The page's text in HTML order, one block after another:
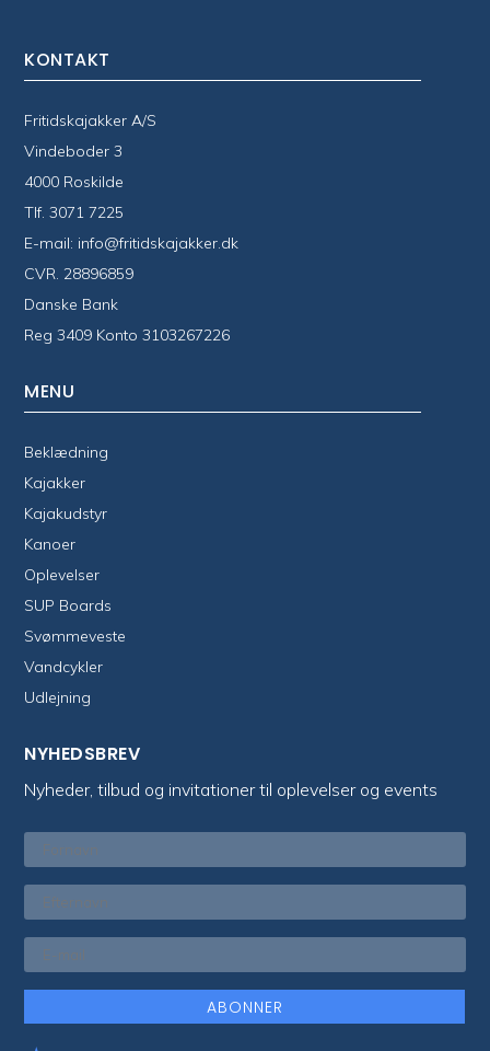
KONTAKT
Fritidskajakker A/S
Vindeboder 3
4000 Roskilde
Tlf.3071 7225
E-mail: info@fritidskajakker.dk
CVR. 28896859
Danske Bank
Reg 3409 Konto 3103267226
MENU
Beklædning
Kajakker
Kajakudstyr
Kanoer
Oplevelser
SUP Boards
Svømmeveste
Vandcykler
Udlejning
NYHEDSBREV
Nyheder, tilbud og invitationer til oplevelser og events
ABONNER